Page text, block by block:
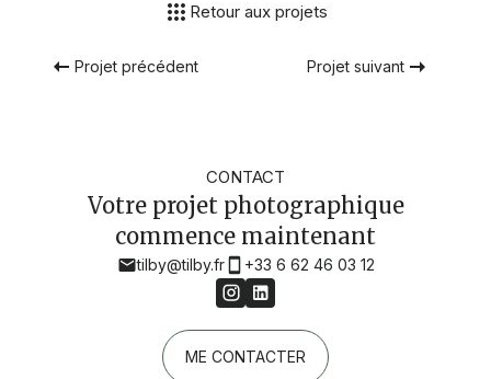
Projet précédent
Retour aux projets
Projet suivant
CONTACT
Votre projet photographique
commence maintenant
tilby@tilby.fr +33 6 62 46 03 12
ME CONTACTER